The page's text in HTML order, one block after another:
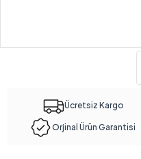
Ücretsiz Kargo
Orjinal Ürün Garantisi